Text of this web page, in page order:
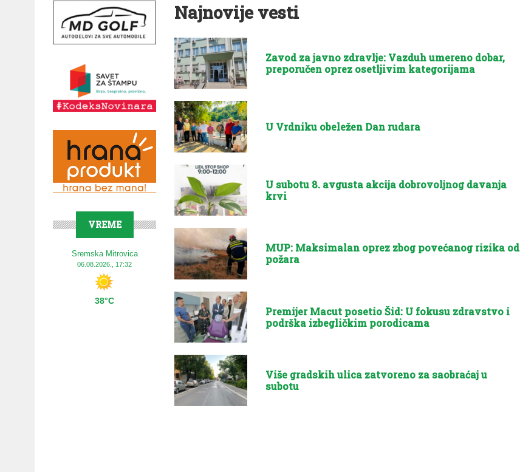
VREME
Sremska Mitrovica
06.08.2026., 17:32
38°C
Najnovije vesti
Zavod za javno zdravlje: Vazduh umereno dobar,
preporučen oprez osetljivim kategorijama
U Vrdniku obeležen Dan rudara
U subotu 8. avgusta akcija dobrovoljnog davanja
krvi
MUP: Maksimalan oprez zbog povećanog rizika od
požara
Premijer Macut posetio Šid: U fokusu zdravstvo i
podrška izbegličkim porodicama
Više gradskih ulica zatvoreno za saobraćaj u
subotu